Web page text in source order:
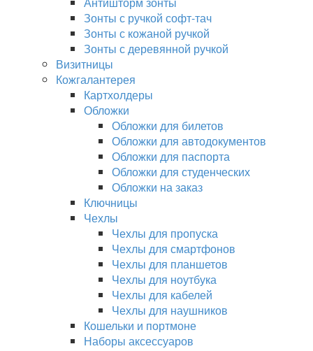
Зонты с ручкой софт-тач
Зонты с кожаной ручкой
Зонты с деревянной ручкой
Визитницы
Кожгалантерея
Картхолдеры
Обложки
Обложки для билетов
Обложки для автодокументов
Обложки для паспорта
Обложки для студенческих
Обложки на заказ
Ключницы
Чехлы
Чехлы для пропуска
Чехлы для смартфонов
Чехлы для планшетов
Чехлы для ноутбука
Чехлы для кабелей
Чехлы для наушников
Кошельки и портмоне
Наборы аксессуаров